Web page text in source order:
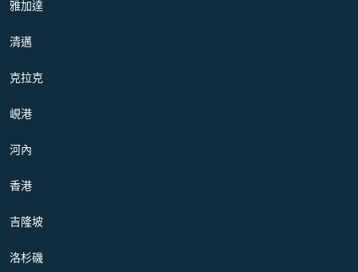
雅加達
清邁
克拉克
峴港
河內
香港
吉隆坡
洛杉磯